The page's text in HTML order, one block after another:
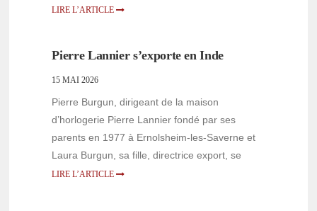
LIRE L’ARTICLE
Pierre Lannier s’exporte en Inde
15 MAI 2026
Pierre Burgun, dirigeant de la maison
d’horlogerie Pierre Lannier fondé par ses
parents en 1977 à Ernolsheim-les-Saverne et
Laura Burgun, sa fille, directrice export, se
LIRE L’ARTICLE